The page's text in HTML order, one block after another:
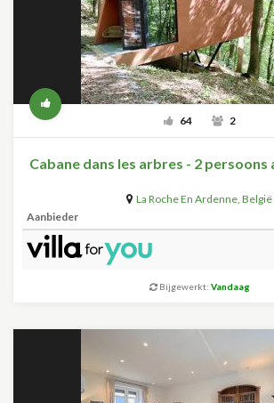
64 2
Cabane dans les arbres - 2
La Roche En Ardenne, België
Aanbieder
Bijgewerkt: Vandaag